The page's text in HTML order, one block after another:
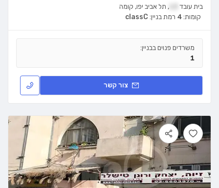
בית עובד , תל אביב יפו, קומה
רמת בניין: classC קומות:4
משרדים פנוים בבניין:
1
צור קשר